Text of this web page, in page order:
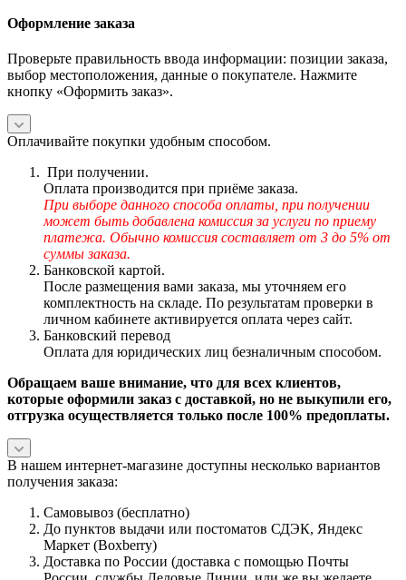
Оформление заказа
Проверьте правильность ввода информации: позиции заказа,
выбор местоположения, данные о покупателе. Нажмите
кнопку «Оформить заказ».
Оплачивайте покупки удобным способом.
При получении.
Оплата производится при приёме заказа.
При выборе данного способа оплаты, при получении
может быть добавлена комиссия за услуги по приему
платежа. Обычно комиссия составляет от 3 до 5% от
суммы заказа.
Банковской картой.
После размещения вами заказа, мы уточняем его
комплектность на складе. По результатам проверки в
личном кабинете активируется оплата через сайт.
Банковский перевод
Оплата для юридических лиц безналичным способом.
Обращаем ваше внимание, что для всех клиентов,
которые оформили заказ с доставкой, но не выкупили его,
отгрузка осуществляется только после 100% предоплаты.
В нашем интернет-магазине доступны несколько вариантов
получения заказа:
Самовывоз (бесплатно)
До пунктов выдачи или постоматов СДЭК, Яндекс
Маркет (Boxberry)
Доставка по России (доставка с помощью Почты